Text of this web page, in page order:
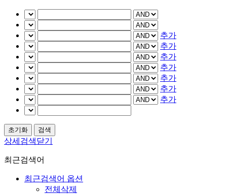
추가
추가
추가
추가
추가
추가
추가
상세검색닫기
최근검색어
최근검색어 옵션
전체삭제